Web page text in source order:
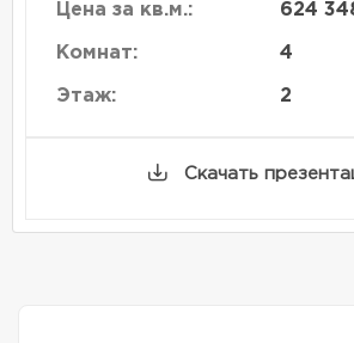
Цена за кв.м.: 624
Комнат: 4
Этаж: 2
Скачать